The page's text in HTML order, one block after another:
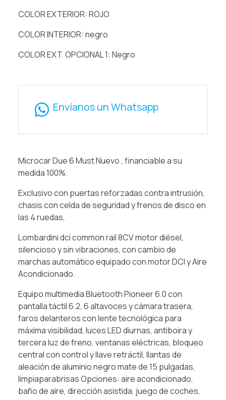
COLOR EXTERIOR: ROJO
COLOR INTERIOR: negro
COLOR EXT. OPCIONAL 1: Negro
Envíanos un Whatsapp
Microcar Due 6 Must Nuevo , financiable a su
medida 100%.
Exclusivo con puertas reforzadas contra intrusión,
chasis con celda de seguridad y frenos de disco en
las 4 ruedas,
Lombardini dci common rail 8CV motor diésel,
silencioso y sin vibraciones, con cambio de
marchas automático equipado con motor DCI y Aire
Acondicionado.
Equipo multimedia Bluetooth Pioneer 6.0 con
pantalla táctil 6.2, 6 altavoces y cámara trasera,
faros delanteros con lente tecnológica para
máxima visibilidad, luces LED diurnas, antiboira y
tercera luz de freno, ventanas eléctricas, bloqueo
central con control y llave retráctil, llantas de
aleación de aluminio negro mate de 15 pulgadas,
limpiaparabrisas Opciones: aire acondicionado,
baño de aire, dirección asistida, juego de coches,